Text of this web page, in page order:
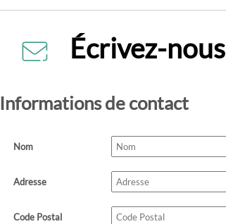
Écrivez-nous
Informations de contact
Nom
Adresse
Code Postal